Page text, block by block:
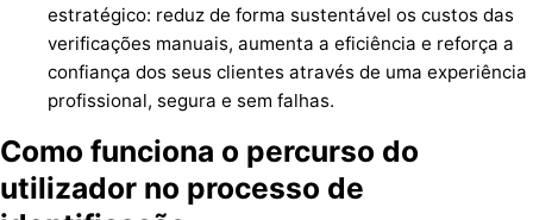
estratégico: reduz de forma sustentável os custos das
verificações manuais, aumenta a eficiência e reforça a
confiança dos seus clientes através de uma experiência
profissional, segura e sem falhas.
Como funciona o percurso do
utilizador no processo de